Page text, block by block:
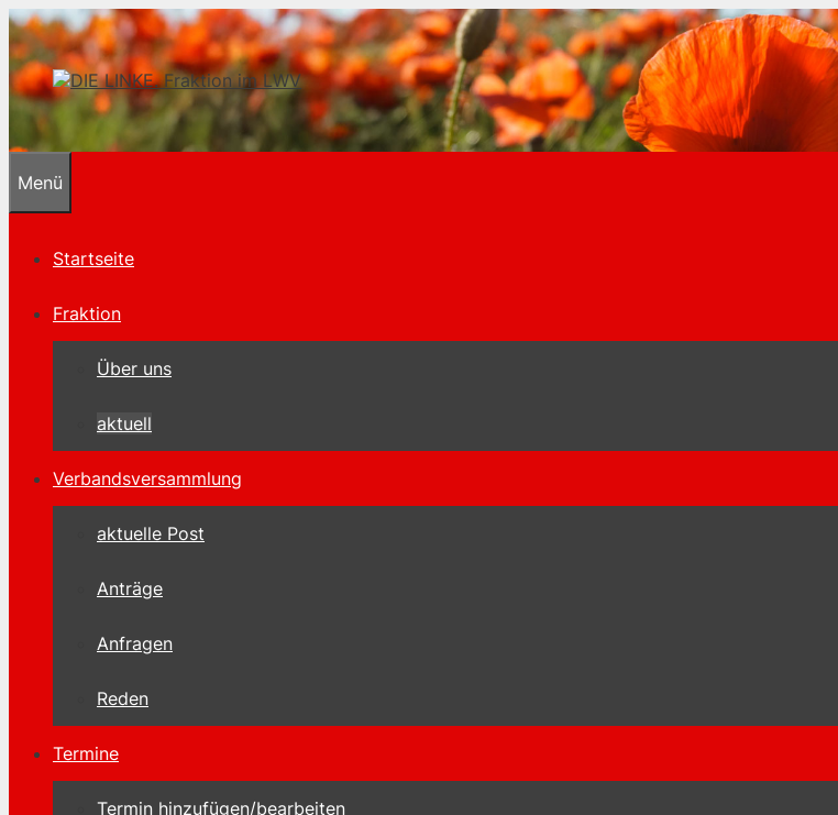
Zum
Inhalt
springen
Menü
Startseite
Fraktion
Über uns
aktuell
Verbandsversammlung
aktuelle Post
Anträge
Anfragen
Reden
Termine
Termin hinzufügen/bearbeiten